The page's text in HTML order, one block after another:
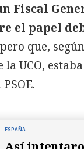
Fiscal
el papel
pero que,
UCO,
ESPAÑA